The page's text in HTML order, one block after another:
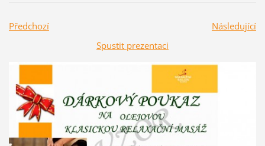
Předchozí
Následující
Spustit prezentaci